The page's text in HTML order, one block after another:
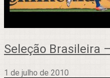
Seleção Brasileira
1 de julho de 2010